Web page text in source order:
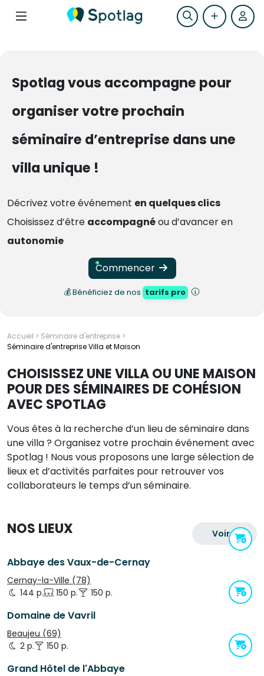
Spotlag vous accompagne pour
organiser votre prochain
séminaire d’entreprise dans une
villa unique !
Décrivez votre événement en quelques clics
Choisissez d’être accompagnéou d’avancer en
autonomie
Commencer
💰 Bénéficiez de nos tarifs pro
Accueil > Séminaire d'entreprise >
Séminaire d'entreprise Villa et Maison
CHOISISSEZ UNE VILLA OU UNE MAISON
POUR DES SÉMINAIRES DE COHÉSION
AVEC SPOTLAG
Vous êtes à la recherche d’un lieu de séminaire dans
une villa ? Organisez votre prochain événement avec
Spotlag ! Nous vous proposons une large sélection de
lieux et d’activités parfaites pour retrouver vos
collaborateurs le temps d’un séminaire.
NOS LIEUX Voir +
Abbaye des Vaux-de-Cernay
Cernay-la-Ville (78)
144 p.
150 p. 150 p.
Domaine de Vavril
Beaujeu (69)
2 p.
150 p.
Grand Hôtel de l'Abbaye